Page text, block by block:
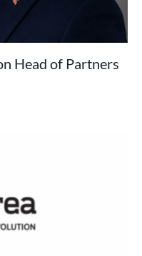
Head of Partners